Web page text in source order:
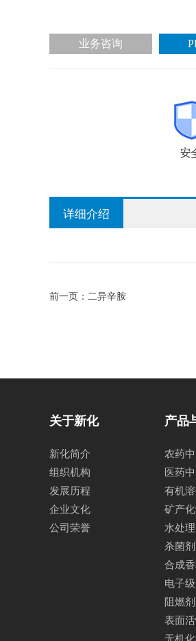
业务咨询
详细介绍
前一页： 二异辛胺
关于新化
新化简介
组织机构
发展历程
企业文化
公司荣誉
产品
农药
医药
有机溶
矿产
水处理
杀菌剂
合成
电子
阻燃剂
表面